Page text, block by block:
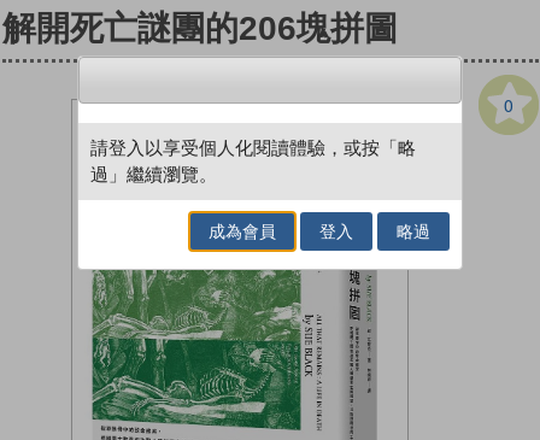
解開死亡謎團的206塊拼圖
0
請登入以享受個人化閱讀體驗，或按「略
過」繼續瀏覽。
成為會員 登入 略過